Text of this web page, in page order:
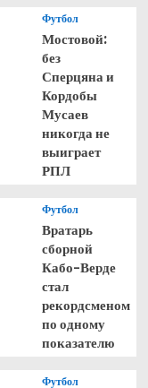
Футбол
Мостовой:
без
Сперцяна и
Кордобы
Мусаев
никогда не
выиграет
РПЛ
Футбол
Вратарь
сборной
Кабо-Верде
стал
рекордсменом
по одному
показателю
Футбол